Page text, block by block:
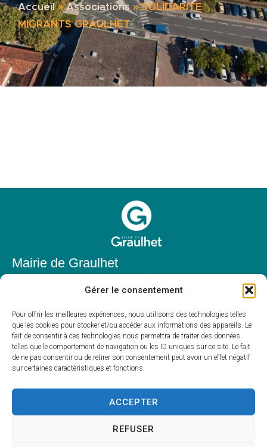
Gérer le consentement
Pour offrir les meilleures expériences, nous utilisons des technologies telles
que les cookies pour stocker et/ou accéder aux informations des appareils. Le
fait de consentir à ces technologies nous permettra de traiter des données
telles que le comportement de navigation ou les ID uniques sur ce site. Le fait
de ne pas consentir ou de retirer son consentement peut avoir un effet négatif
sur certaines caractéristiques et fonctions.
ACCEPTER
REFUSER
Accueil»Associations »SOLIDARITE
MIGRANTS GRAULHET
Mairie de Graulhet
81300 Graulhet
05 63 42 85 50
mairie@mairie-graulhet.fr
Horaires d'ouverture
Du lundi au vendredi :